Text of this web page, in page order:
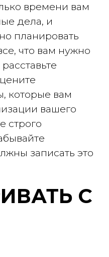
времени вам
дела, и
планировать
что вам нужно
которые вам
вашего
строго
записать это
С